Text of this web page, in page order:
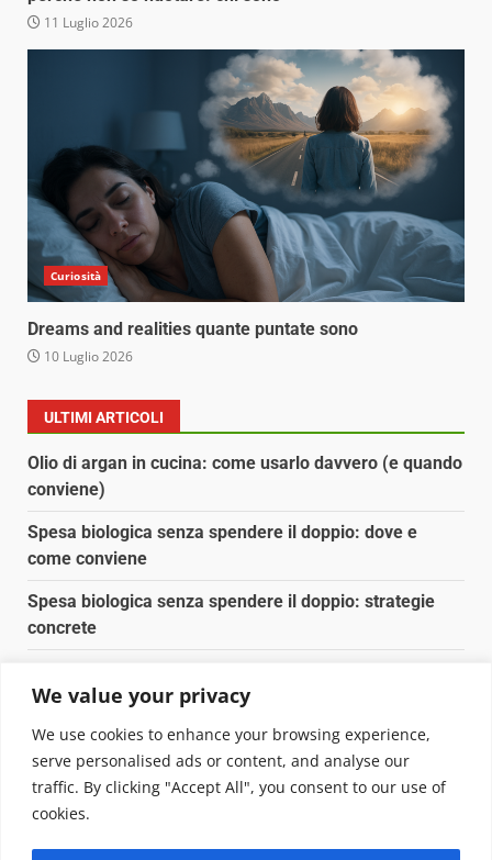
We value your privacy
We use cookies to enhance your browsing experience,
serve personalised ads or content, and analyse our
traffic. By clicking "Accept All", you consent to our use of
cookies.
11 Luglio 2026
Curiosità
Dreams and realities quante puntate sono
10 Luglio 2026
ULTIMI ARTICOLI
Olio di argan in cucina: come usarlo davvero (e quando
conviene)
Spesa biologica senza spendere il doppio: dove e
come conviene
Spesa biologica senza spendere il doppio: strategie
concrete
Pulizia naturale della casa: 3 ingredienti che
sostituiscono 10 prodotti chimici
Copyright © 2025 Biopianeta.it proprietà di Jws Media